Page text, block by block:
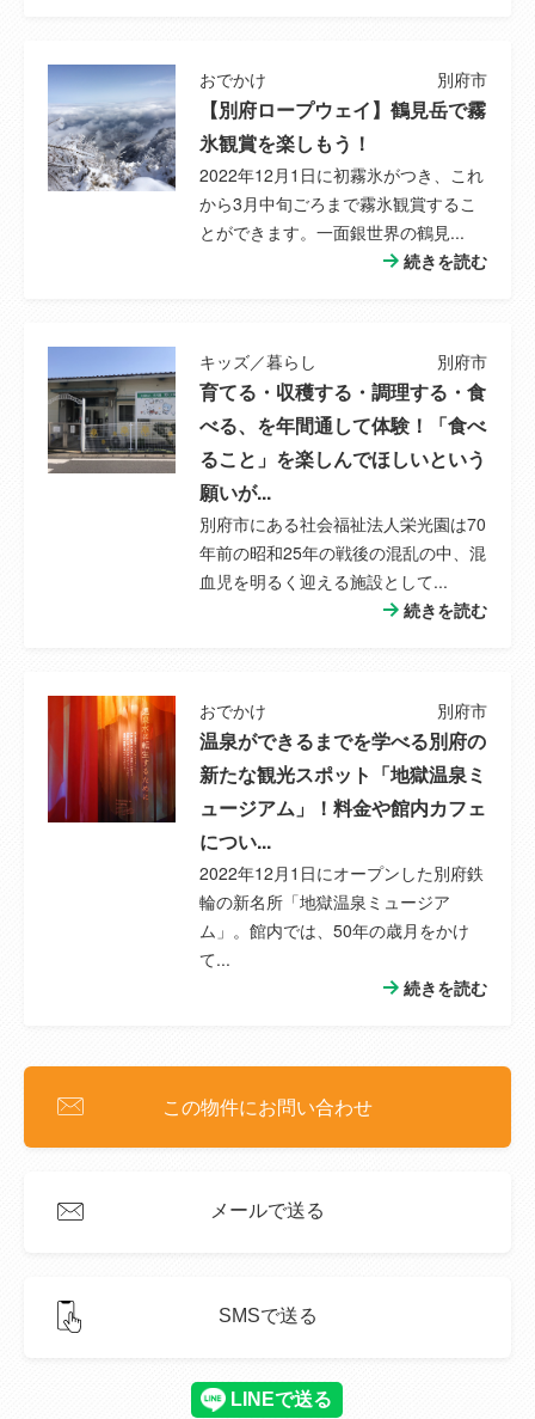
距離
接道状況
(道路の幅員)
南側公道10ｍ接道13ｍ
浴室暖房、浴室乾燥機、トイレ２ヶ所、ＩＨ
クッキングヒーター、システムキッチン、グ
リル、食器洗浄乾燥機、食器乾燥機、全居室
収納、クローゼット、ウォークインクローゼ
ターホン、駐車場３台分、オール電化
備考 引渡し可能時期：令和9年1月以降
その他制限事
宅地造成規制区域
2026年04月21日
取引条件の有
効期限
2026年08月12日
おでかけ 別府市
【別府ロープウェイ】鶴見岳で霧
氷観賞を楽しもう！
2022年12月1日に初霧氷がつき、これ
から3月中旬ごろまで霧氷観賞するこ
とができます。一面銀世界の鶴見...
続きを読む
キッズ／暮らし 別府市
育てる・収穫する・調理する・食
べる、を年間通して体験！「食べ
ること」を楽しんでほしいという
願いが...
別府市にある社会福祉法人栄光園は70
年前の昭和25年の戦後の混乱の中、混
血児を明るく迎える施設として...
続きを読む
おでかけ 別府市
温泉ができるまでを学べる別府の
新たな観光スポット「地獄温泉ミ
ュージアム」！料金や館内カフェ
につい...
2022年12月1日にオープンした別府鉄
輪の新名所「地獄温泉ミュージア
ム」。館内では、50年の歳月をかけ
て...
続きを読む
この物件にお問い合わせ
メールで送る
SMSで送る